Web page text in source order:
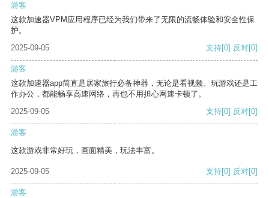
游客
这款加速器VPM应用程序已经为我们带来了无限的流畅体验和安全性保
护。
2025-09-05
支持[0] 反对[0]
游客
这款加速器app简直是居家旅行必备神器，无论是看视频、玩游戏还是工
作办公，都能畅享高速网络，再也不用担心网速卡顿了。
2025-09-05
支持[0] 反对[0]
游客
这款游戏非常好玩，画面精美，玩法丰富。
2025-09-05 支持[0] 反对[0]
游客